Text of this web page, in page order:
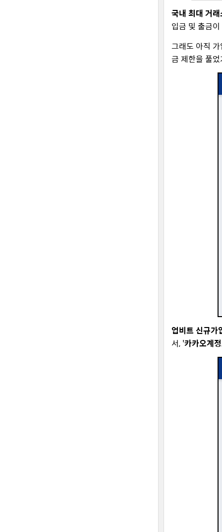
국내 최대 거래
입금 및 출금
그래도 아직
금 제한을 풀
업비트 신규가
서, '카카오계